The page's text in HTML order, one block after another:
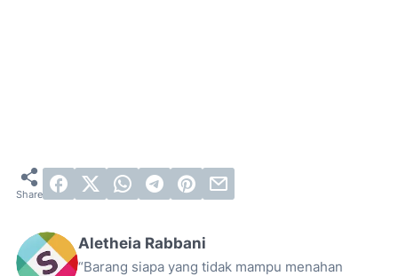
Aletheia Rabbani
“Barang siapa yang tidak mampu menahan